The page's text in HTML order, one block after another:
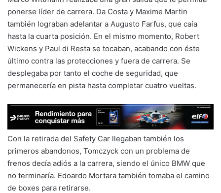
ponerse líder de carrera. Da Costa y Maxime Martin
también lograban adelantar a Augusto Farfus, que caía
hasta la cuarta posición. En el mismo momento, Robert
Wickens y Paul di Resta se tocaban, acabando con éste
último contra las protecciones y fuera de carrera. Se
desplegaba por tanto el coche de seguridad, que
permanecería en pista hasta completar cuatro vueltas.
Con la retirada del Safety Car llegaban también los
primeros abandonos, Tomczyck con un problema de
frenos decía adiós a la carrera, siendo el único BMW que
no terminaría. Edoardo Mortara también tomaba el camino
de boxes para retirarse.